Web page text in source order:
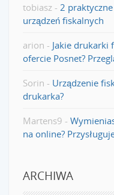
tobiasz - 2
urządzeń fiskalnych
arion - Jakie drukarki
ofercie Posnet?
Sorin - Urządzenie
drukarka?
Martens9 -
na online?
ARCHIWA